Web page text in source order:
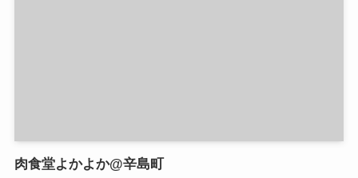
肉食堂よかよか@辛島町